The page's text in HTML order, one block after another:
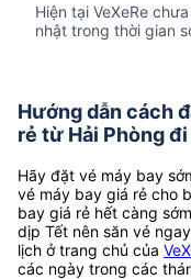
Hiện tại VeXeRe
nhật trong thời gian
Hướng dẫn cách
rẻ từ Hải Phòng đi
Hãy đặt vé máy bay
vé máy bay giá rẻ cho
bay giá rẻ hết càng
dịp Tết nên săn vé
lịch ở trang chủ của
các ngày trong các